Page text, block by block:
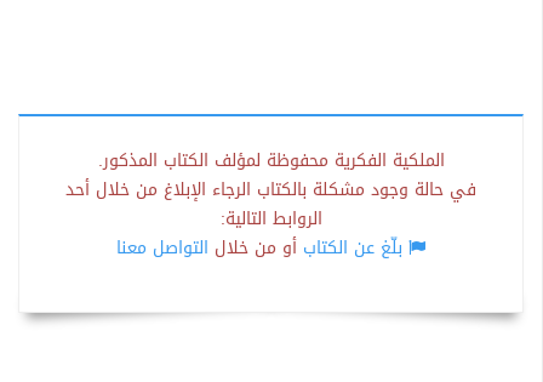
الملكية الفكرية محفوظة لمؤلف الكتاب المذكور.
في حالة وجود مشكلة بالكتاب الرجاء الإبلاغ من خلال أحد
الروابط التالية:
بلّغ عن الكتاب أو من خلال التواصل معنا